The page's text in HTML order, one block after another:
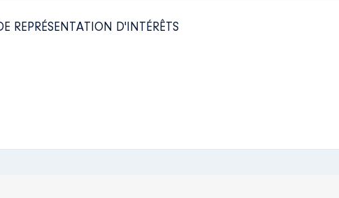
REPRÉSENTATION D'INTÉRÊTS